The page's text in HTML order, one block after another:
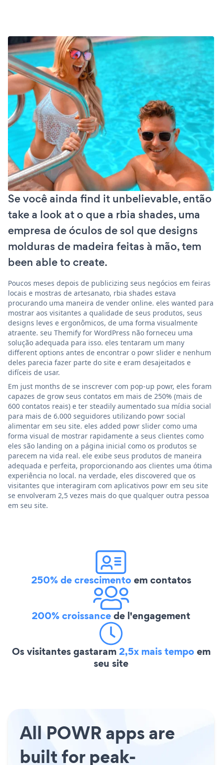
Se você ainda find it unbelievable, então
take a look at o que a rbia shades, uma
empresa de óculos de sol que designs
molduras de madeira feitas à mão, tem
been able to create.
Poucos meses depois de publicizing seus negócios em feiras
locais e mostras de artesanato, rbia shades estava
procurando uma maneira de vender online. eles wanted para
mostrar aos visitantes a qualidade de seus produtos, seus
designs leves e ergonômicos, de uma forma visualmente
atraente. seu Themify for WordPress não forneceu uma
solução adequada para isso. eles tentaram um many
different options antes de encontrar o powr slider e nenhum
deles parecia fazer parte do site e eram desajeitados e
difíceis de usar.
Em just months de se inscrever com pop-up powr, eles foram
capazes de grow seus contatos em mais de 250% (mais de
600 contatos reais) e ter steadily aumentado sua mídia social
para mais de 6.000 seguidores utilizando powr social
alimentar em seu site. eles added powr slider como uma
forma visual de mostrar rapidamente a seus clientes como
eles são landing on a página inicial como os produtos se
parecem na vida real. ele exibe seus produtos de maneira
adequada e perfeita, proporcionando aos clientes uma ótima
experiência no local. na verdade, eles discovered que os
visitantes que interagiram com aplicativos powr em seu site
se envolveram 2,5 vezes mais do que qualquer outra pessoa
em seu site.
250% de crescimentoem contatos
200% croissancede l'engagement
Os visitantes gastaram2,5x mais tempoem
seu site
All POWR apps are
built for peak-